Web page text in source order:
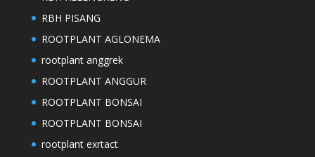
RBH PISANG
ROOTPLANT AGLONEMA
rootplant anggrek
ROOTPLANT ANGGUR
ROOTPLANT BONSAI
ROOTPLANT BONSAI
rootplant exrtact